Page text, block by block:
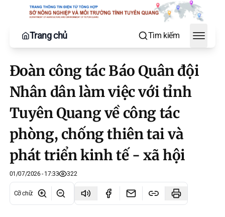
Trang chủ Tìm kiếm
Toggle
Đoàn công tác Báo Quân đội
Nhân dân làm việc với tỉnh
Tuyên Quang về công tác
phòng, chống thiên tai và
phát triển kinh tế - xã hội
01/07/2026 - 17:33 322
Cỡ chữ: